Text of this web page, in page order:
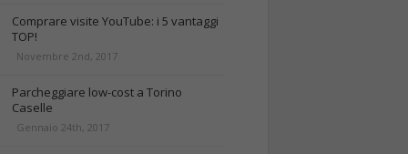
Comprare visite YouTube: i 5 vantaggi
TOP!
Novembre 2nd, 2017
Parcheggiare low-cost a Torino
Caselle
Gennaio 24th, 2017